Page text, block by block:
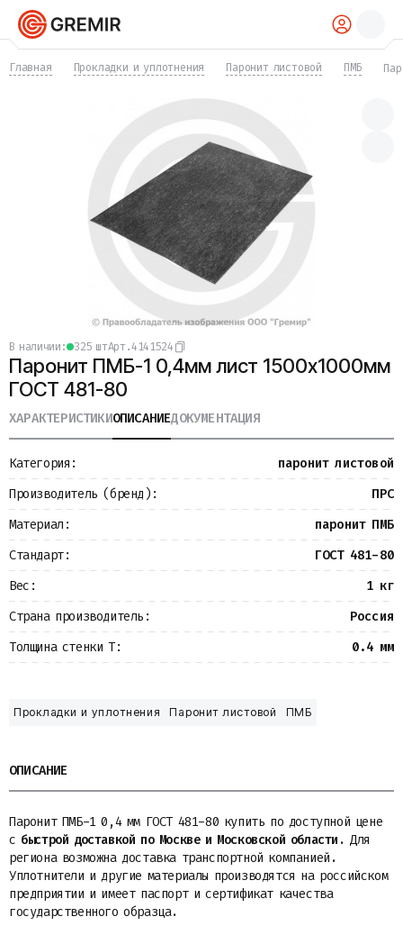
Переходы
Заглушки
Задвижки
Компенсаторы
Фасонные части
Крепеж
Прокладки и уплотнения
Металлопрокат
Измерительные приборы
Баки
Детали трубопроводов
Водомерные узлы
Запорная арматура
Главная Прокладки и уплотнения Паронит листовой ПМБ
в наличии: 325 штАрт.4141524
Паронит ПМБ-1 0,4мм лист 1500х1000мм
ГОСТ 481-80
ХАРАКТЕРИСТИКИОПИСАНИЕДОКУМЕНТАЦИЯ
Категория:
паронит листовой
Производитель (бренд):
ПРС
Материал:
паронит ПМБ
Стандарт:
ГОСТ 481-80
Вес:
1 кг
Страна производитель:
Россия
Толщина стенки Т:
0.4 мм
Прокладки и уплотнения Паронит листовой ПМБ
ОПИСАНИЕ
Паронит ПМБ-1 0,4 мм ГОСТ 481-80 купить по доступной цене
с быстрой доставкой по Москве и Московской области . Для
региона возможна доставка транспортной компанией.
Уплотнители и другие материалы производятся на российском
предприятии и имеет паспорт и сертификат качества
государственного образца.